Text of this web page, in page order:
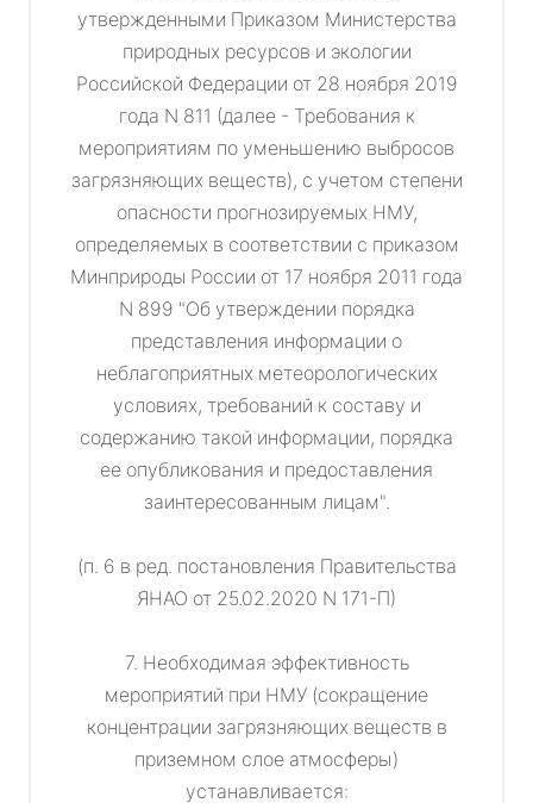
утвержденными Приказом Министерства
природных ресурсов и экологии
Российской Федерации от 28 ноября 2019
года N 811 (далее - Требования к
мероприятиям по уменьшению выбросов
загрязняющих веществ), с учетом степени
опасности прогнозируемых НМУ,
определяемых в соответствии с приказом
Минприроды России от 17 ноября 2011 года
N 899 "Об утверждении порядка
представления информации о
неблагоприятных метеорологических
условиях, требований к составу и
содержанию такой информации, порядка
ее опубликования и предоставления
заинтересованным лицам".
(п. 6 в ред. постановления Правительства
ЯНАО от 25.02.2020 N 171-П)
7. Необходимая эффективность
мероприятий при НМУ (сокращение
концентрации загрязняющих веществ в
приземном слое атмосферы)
устанавливается: